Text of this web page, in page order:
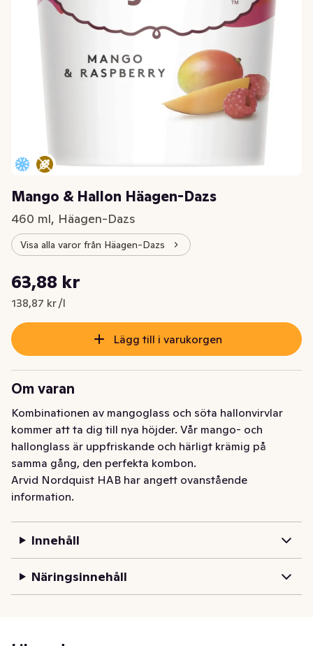
Mango & Hallon Häagen-Dazs
460 ml, Häagen-Dazs
Visa alla varor från Häagen-Dazs
Nuvarande pris är: 63,88 kr
63,88 kr
138,87 kr /l
Styckpris: 138,87 kr /l
Lägg till i varukorgen
Om varan
Kombinationen av mangoglass och söta hallonvirvlar
kommer att ta dig till nya höjder. Vår mango- och
hallonglass är uppfriskande och härligt krämig på
samma gång, den perfekta kombon.
Arvid Nordquist HAB har angett ovanstående
information.
Innehåll
Näringsinnehåll